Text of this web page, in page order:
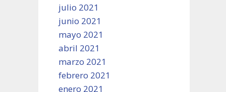
julio 2021
junio 2021
mayo 2021
abril 2021
marzo 2021
febrero 2021
enero 2021